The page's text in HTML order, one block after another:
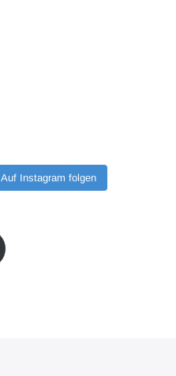
Auf Instagram folgen